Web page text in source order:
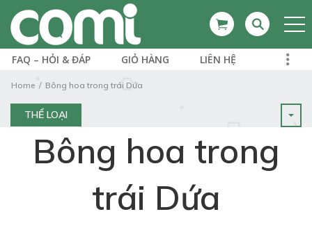
FAQ – HỎI & ĐÁP GIỎ HÀNG LIÊN HỆ
Home Bông hoa trong trái Dứa
THỂ LOẠI
Bông hoa trong
trái Dứa